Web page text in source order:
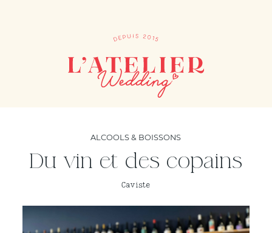
ALCOOLS & BOISSONS
Du vin et des copains
Caviste